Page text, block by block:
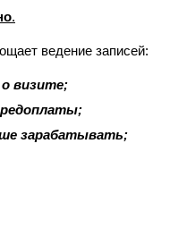
.
ведение записей:
визите;
зарабатывать;